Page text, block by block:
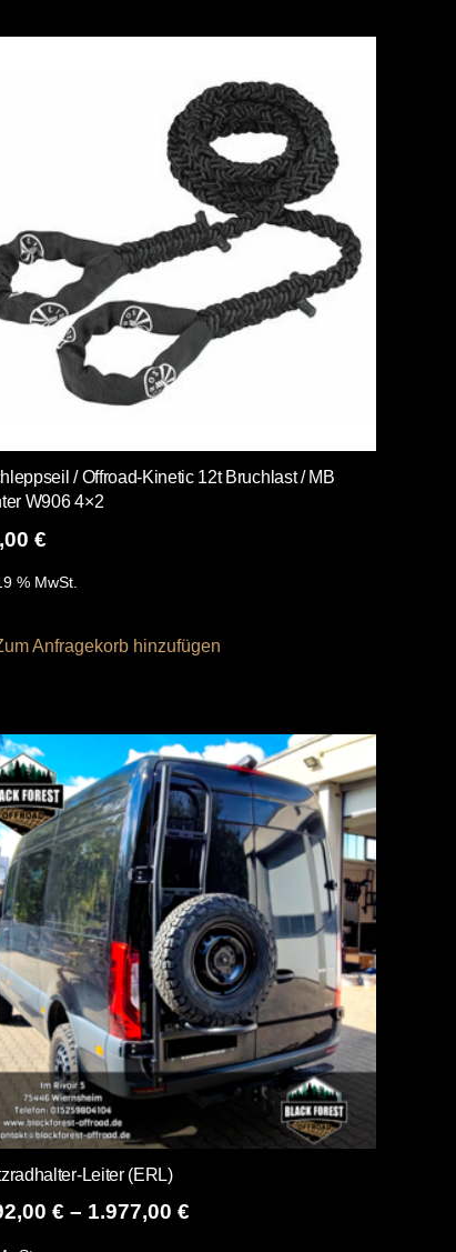
Varianten
Die
Optionen
können
auf
der
Produktseite
gewählt
werden
/ Offroad-Kinetic 12t Bruchlast / MB
W906 4×2
€
% MwSt.
Anfragekorb hinzufügen
Leiter (ERL)
€ – 1.977,00 €